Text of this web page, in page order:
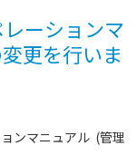
ーションマ
更を行いま
ンマニュアル (管理